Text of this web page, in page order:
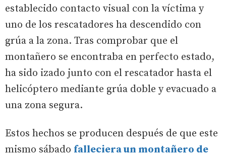
establecido contacto visual con la víctima y
uno de los rescatadores ha descendido con
grúa a la zona. Tras comprobar que el
montañero se encontraba en perfecto estado,
ha sido izado junto con el rescatador hasta el
helicóptero mediante grúa doble y evacuado a
una zona segura.
Estos hechos se producen después de que este
mismo sábado falleciera un montañero de